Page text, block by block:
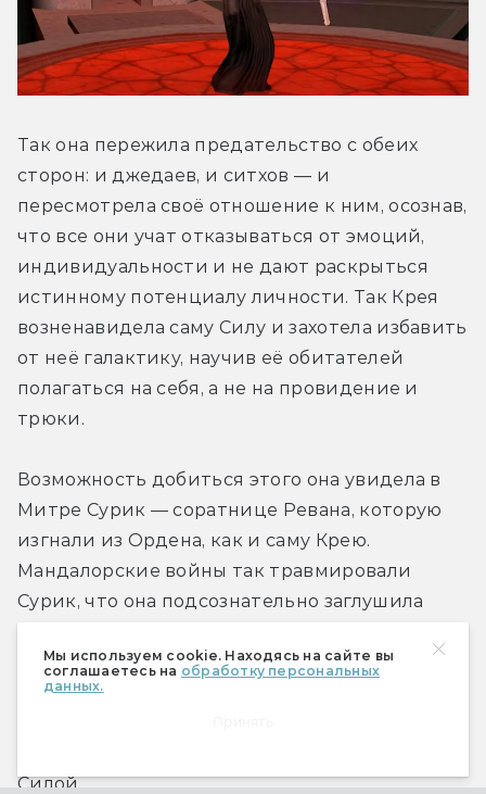
Мы используем cookie. Находясь на сайте вы
соглашаетесь на обработку персональных
данных.
Так она пережила предательство с обеих
сторон: и джедаев, и ситхов — и
пересмотрела своё отношение к ним, осознав,
что все они учат отказываться от эмоций,
индивидуальности и не дают раскрыться
истинному потенциалу личности. Так Крея
возненавидела саму Силу и захотела избавить
от неё галактику, научив её обитателей
полагаться на себя, а не на провидение и
трюки.
Возможность добиться этого она увидела в
Митре Сурик — соратнице Ревана, которую
изгнали из Ордена, как и саму Крею.
Мандалорские войны так травмировали
Сурик, что она подсознательно заглушила
самой Силе и решила с помощью Сурик
избавиться от джедаев, ситхов и от Силы с её
Силой.